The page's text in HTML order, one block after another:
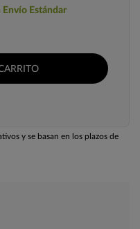
Estándar
y se basan en los plazos de